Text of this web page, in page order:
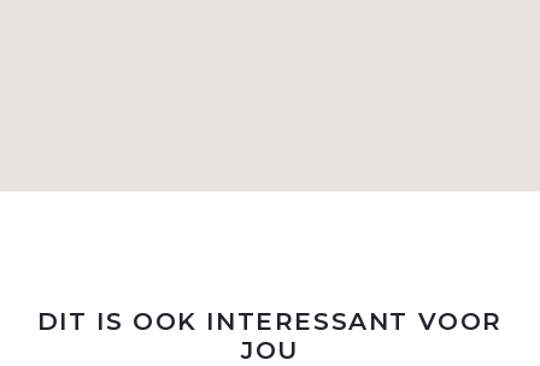
DIT IS OOK INTERESSANT VOOR
JOU